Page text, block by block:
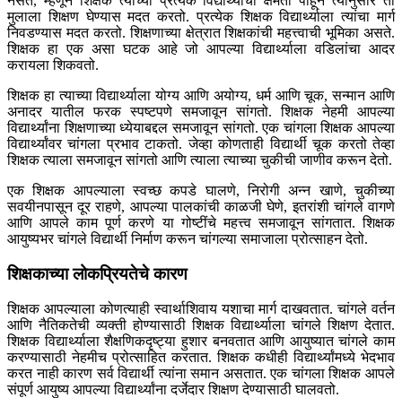
मुलाला शिक्षण घेण्यास मदत करतो. प्रत्येक शिक्षक विद्यार्थ्याला त्यांचा मार्ग
निवडण्यास मदत करतो. शिक्षणाच्या क्षेत्रात शिक्षकांची महत्त्वाची भूमिका असते.
शिक्षक हा एक असा घटक आहे जो आपल्या विद्यार्थ्याला वडिलांचा आदर
करायला शिकवतो.
शिक्षक हा त्याच्या विद्यार्थ्याला योग्य आणि अयोग्य, धर्म आणि चूक, सन्मान आणि
अनादर यातील फरक स्पष्टपणे समजावून सांगतो. शिक्षक नेहमी आपल्या
विद्यार्थ्यांना शिक्षणाच्या ध्येयाबद्दल समजावून सांगतो. एक चांगला शिक्षक आपल्या
विद्यार्थ्यांवर चांगला प्रभाव टाकतो. जेव्हा कोणताही विद्यार्थी चूक करतो तेव्हा
शिक्षक त्याला समजावून सांगतो आणि त्याला त्याच्या चुकीची जाणीव करून देतो.
एक शिक्षक आपल्याला स्वच्छ कपडे घालणे, निरोगी अन्न खाणे, चुकीच्या
सवयीनपासून दूर राहणे, आपल्या पालकांची काळजी घेणे, इतरांशी चांगले वागणे
आणि आपले काम पूर्ण करणे या गोष्टींचे महत्त्व समजावून सांगतात. शिक्षक
आयुष्यभर चांगले विद्यार्थी निर्माण करून चांगल्या समाजाला प्रोत्साहन देतो.
शिक्षकाच्या लोकप्रियतेचे कारण
शिक्षक आपल्याला कोणत्याही स्वार्थाशिवाय यशाचा मार्ग दाखवतात. चांगले वर्तन
आणि नैतिकतेची व्यक्ती होण्यासाठी शिक्षक विद्यार्थ्याला चांगले शिक्षण देतात.
शिक्षक विद्यार्थ्याला शैक्षणिकदृष्ट्या हुशार बनवतात आणि आयुष्यात चांगले काम
करण्यासाठी नेहमीच प्रोत्साहित करतात. शिक्षक कधीही विद्यार्थ्यांमध्ये भेदभाव
करत नाही कारण सर्व विद्यार्थी त्यांना समान असतात. एक चांगला शिक्षक आपले
संपूर्ण आयुष्य आपल्या विद्यार्थ्यांना दर्जेदार शिक्षण देण्यासाठी घालवतो.